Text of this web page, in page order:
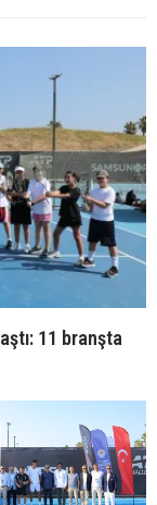
11 branşta